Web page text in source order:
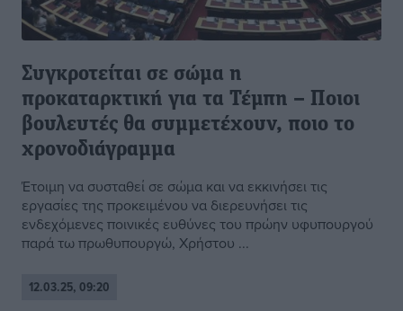
Συγκροτείται σε σώμα η
προκαταρκτική για τα Τέμπη – Ποιοι
βουλευτές θα συμμετέχουν, ποιο το
χρονοδιάγραμμα
Έτοιμη να συσταθεί σε σώμα και να εκκινήσει τις
εργασίες της προκειμένου να διερευνήσει τις
ενδεχόμενες ποινικές ευθύνες του πρώην υφυπουργού
παρά τω πρωθυπουργώ, Χρήστου ...
12.03.25, 09:20